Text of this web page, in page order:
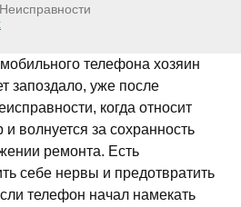
Неисправности
телефона хозяин
запоздало, уже после
когда относит
волнуется за сохранность
ремонта. Есть
себе нервы и предотвратить
телефон начал намекать